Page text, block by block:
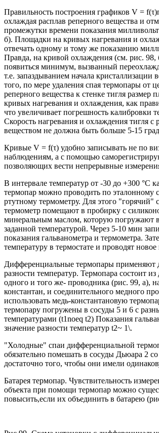
Правильность построения графиков V =
охлаждая расплав реперного вещества и
промежутки времени показания
б). Площадки на кривых нагревания и
отвечать одному и тому же показанию
Правда, на кривой охлаждения (см. рис. 98,
появиться минимум, вызванный
т.е. запаздыванием начала кристаллизации
того, по мере удаления спая термопары от
реперного вещества к стенке тигля размер
кривых нагревания и охлаждения, как
что увеличивает погрешность калибровки
Скорость нагревания и охлаждения тигля с
веществом не должна быть больше 5-15
Кривые V = f(τ) удобно записывать не по
наблюдениям, а с помощью
позволяющих вести непрерывные
В интервале температур от -30 до +300 °С
термопар можно проводить по эталонному
ртутному термометру. Для этого "горячий"
термометр помещают в пробирку с
минеральным маслом, которую погружают в
заданной температурой. Через 5-10 мин
показания гальванометра и термометра.
температуру в термостате и проводят
Дифференциальные термопары применяют
разности температур. Термопара состоит из
одного и того же- проводника (рис. 99, а),
константан, и соединительного медного
использовать медь-константановую
термопару погружены в сосуды 5 и 6 с
температурами (t1noeq t2) Показания
значение разности температур t2~ 1\.
"Холодные" спаи дифференциальной
обязательно помешать в сосуды Дьюара 2
достаточно того, чтобы они имели
Батарея термопар. Чувствительность
объекта при помощи термопар можно
повысить,если их объединить в батарею